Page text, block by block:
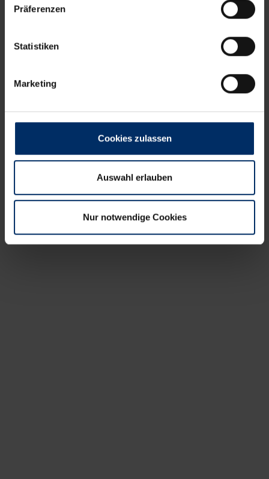
Präferenzen
Statistiken
Marketing
Cookies zulassen
Auswahl erlauben
Nur notwendige Cookies